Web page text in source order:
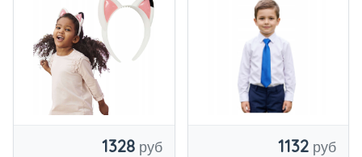
УШИ ПОВЯЗКА НА
ГОЛОВУ
КУКОЛЬНЫЙ ДОМ
ГАББИ КОШАЧЬИ
1328
свадьба, академия.
1132